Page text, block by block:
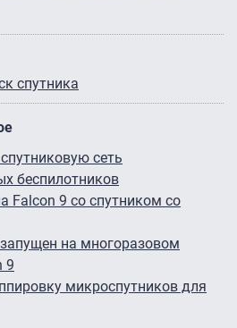
спутника
сеть
беспилотников
Falcon 9 со спутником со
на многоразовом
9
микроспутников для